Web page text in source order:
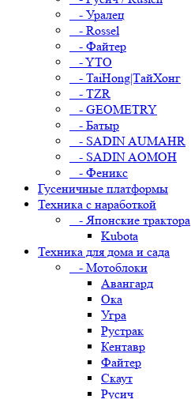
- Уралец
- Rossel
- Файтер
- YTO
- TaiHong|ТайХонг
- TZR
- GEOMETRY
- Батыр
- SADIN AUMAHR
- SADIN AOMOH
- Феникс
Гусеничные платформы
Техника с наработкой
- Японские трактора
Kubota
Техника для дома и сада
- Мотоблоки
Авангард
Ока
Угра
Рустрак
Кентавр
Файтер
Скаут
Русич